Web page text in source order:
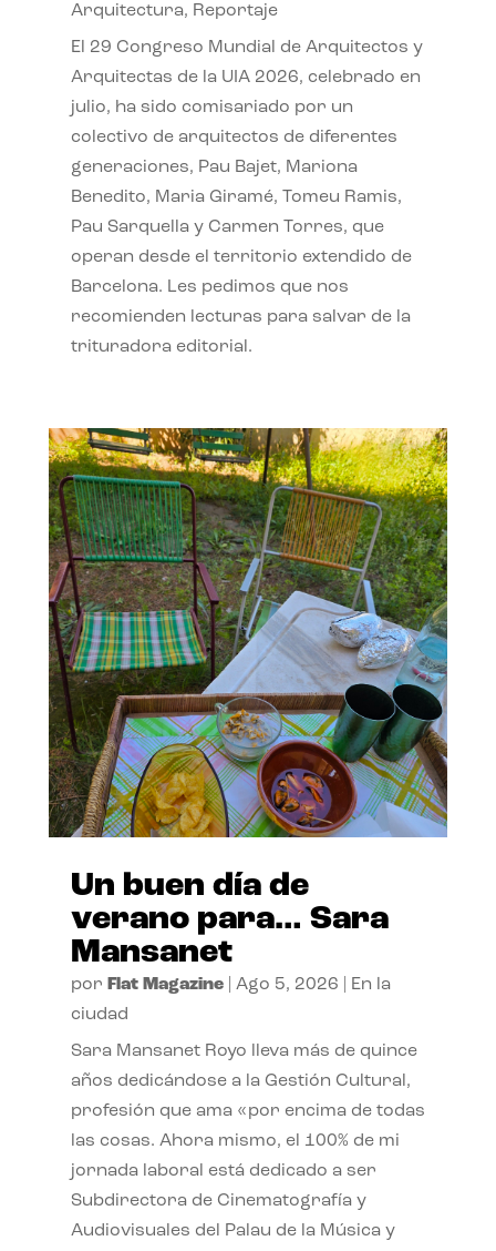
Arquitectura, Reportaje
El 29 Congreso Mundial de Arquitectos y
Arquitectas de la UIA 2026, celebrado en
julio, ha sido comisariado por un
colectivo de arquitectos de diferentes
generaciones, Pau Bajet, Mariona
Benedito, Maria Giramé, Tomeu Ramis,
Pau Sarquella y Carmen Torres, que
operan desde el territorio extendido de
Barcelona. Les pedimos que nos
recomienden lecturas para salvar de la
trituradora editorial.
Un buen día de
verano para… Sara
Mansanet
por Flat Magazine| Ago 5, 2026
En la
ciudad
Sara Mansanet Royo lleva más de quince
años dedicándose a la Gestión Cultural,
profesión que ama «por encima de todas
las cosas. Ahora mismo, el 100% de mi
jornada laboral está dedicado a ser
Subdirectora de Cinematografía y
Audiovisuales del Palau de la Música y